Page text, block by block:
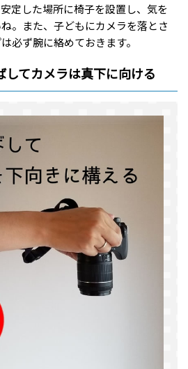
定した場所に椅子を設置し、気を
。また、子どもにカメラを落とさ
必ず腕に絡めておきます。
てカメラは真下に向ける